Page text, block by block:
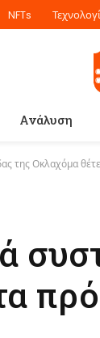
NFTs
Ανάλυση
της Οκλαχόμα